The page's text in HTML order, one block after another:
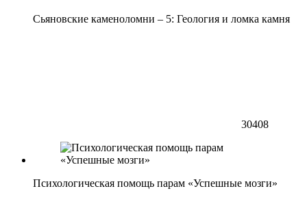
Сьяновские каменоломни – 5: Геология и ломка камня
30408
Психологическая помощь парам «Успешные мозги»